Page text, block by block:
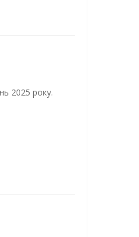
2025 року.